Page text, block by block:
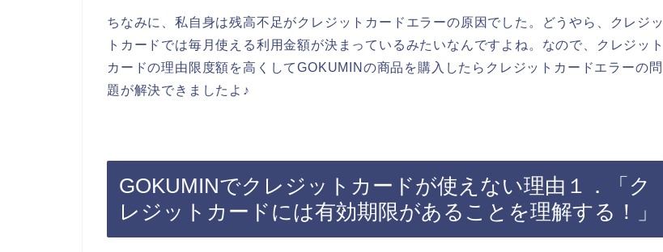
ちなみに、私自身は残高不足がクレジットカードエラーの原因でした。どうやら、クレジッ
トカードでは毎月使える利用金額が決まっているみたいなんですよね。なので、クレジット
カードの理由限度額を高くしてGOKUMINの商品を購入したらクレジットカードエラーの問
題が解決できましたよ♪
GOKUMINでクレジットカードが使えない理由１．「ク
レジットカードには有効期限があることを理解する！」